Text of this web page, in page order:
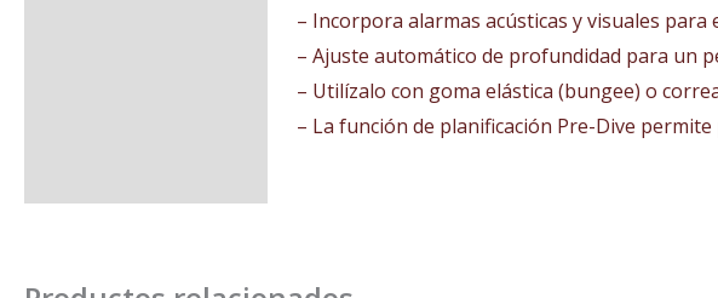
– Incorpora alarmas acústicas y visuales
– Ajuste automático de profundidad para un
– Utilízalo con goma elástica (bungee) o
– La función de planificación Pre-Dive